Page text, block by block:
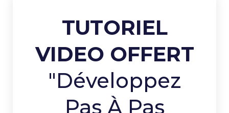
TUTORIEL
VIDEO OFFERT
"Développez
Pas À Pas